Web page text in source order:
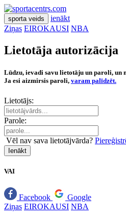
sporta veids
ienākt
Ziņas EIROKAUSI NBA
Lietotāja autorizācija
Lūdzu, ievadi savu lietotāju un paroli, un
Ja esi aizmirsis paroli, varam palīdzēt.
Lietotājs:
Parole:
Vēl nav sava lietotājvārda?
Ienākt
VAI
Facebook
Google
Ziņas EIROKAUSI NBA